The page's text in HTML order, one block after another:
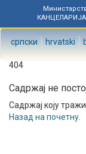
српски hrvatski
404
Садржај не
Садржај коју
Назад на почетну